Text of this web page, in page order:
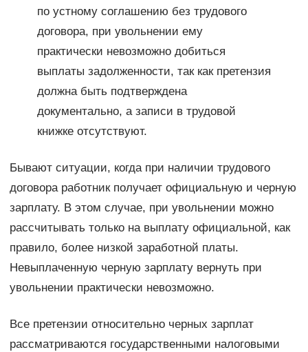
по устному соглашению без трудового
договора, при увольнении ему
практически невозможно добиться
выплаты задолженности, так как претензия
должна быть подтверждена
документально, а записи в трудовой
книжке отсутствуют.
Бывают ситуации, когда при наличии трудового
договора работник получает официальную и черную
зарплату. В этом случае, при увольнении можно
рассчитывать только на выплату официальной, как
правило, более низкой заработной платы.
Невыплаченную черную зарплату вернуть при
увольнении практически невозможно.
Все претензии относительно черных зарплат
рассматриваются государственными налоговыми